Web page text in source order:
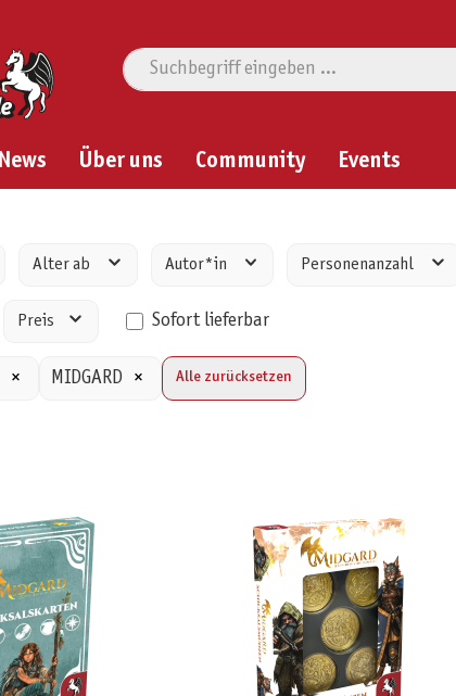
News Über uns Community Events
Alter ab Autor*in Personenanzahl
Preis Sofort lieferbar
× MIDGARD × Alle zurücksetzen